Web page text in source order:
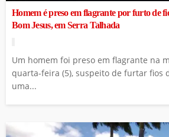
Homem é preso em flagrante por furto de
Bom Jesus, em Serra Talhada
Um homem foi preso em flagrante na
quarta-feira (5), suspeito de furtar fios
uma...